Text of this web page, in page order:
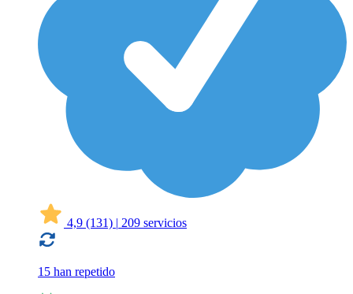
4,9 (131) | 209 servicios
15 han repetido